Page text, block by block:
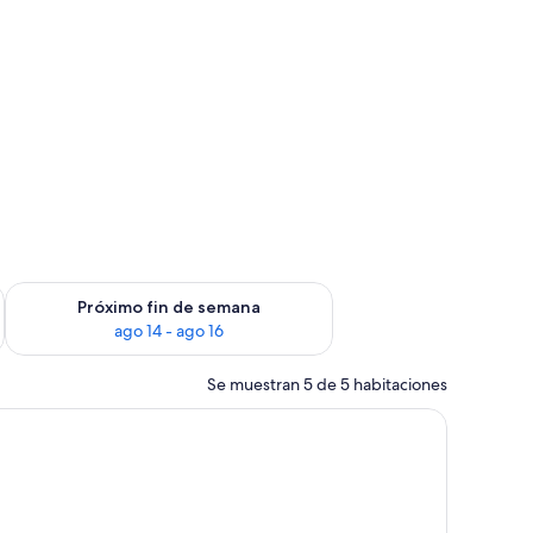
semana, ago 7 - ago 9
Próximo fin de semana
ago 14 - ago 16
Consulta la disponibilidad para el próximo fin de semana,
Se muestran 5 de 5 habitaciones
y una puerta corrediza de cristal que da a un balcón.
de noche, lámparas, un escritorio, una silla y una ventana con cortinas.